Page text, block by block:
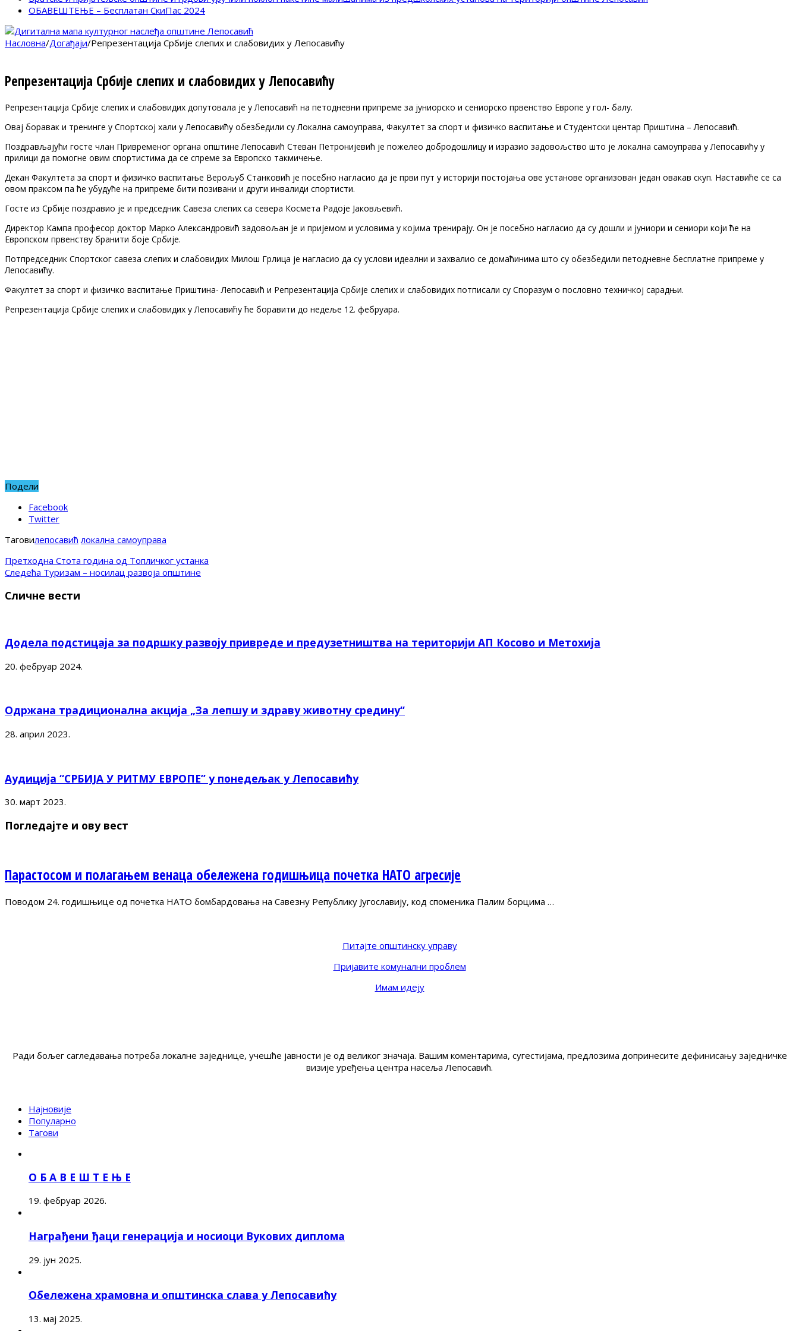
ОБАВЕШТЕЊЕ – Бесплатан СкиПас 2024
Насловна/Догађаји/Репрезентација Србије слепих и слабовидих у Лепосавићу
Репрезентација Србије слепих и слабовидих у Лепосавићу
Репрезентација Србије слепих и слабовидих допутовала је у Лепосавић на петодневни припреме за јуниорско и сениорско првенство Европе у гол- балу.
Овај боравак и тренинге у Спортској хали у Лепосавићу обезбедили су Локална самоуправа, Факултет за спорт и физичко васпитање и Студентски центар Приштина – Лепосавић.
Поздрављајући госте члан Привременог органа општине Лепосавић Стеван Петронијевић је пожелео добродошлицу и изразио задовољство што је локална самоуправа у Лепосавићу у
прилици да помогне овим спортистима да се спреме за Европско такмичење.
Декан Факултета за спорт и физичко васпитање Верољуб Станковић је посебно нагласио да је први пут у историји постојања ове установе организован један овакав скуп. Наставиће се са
овом праксом па ће убудуће на припреме бити позивани и други инвалиди спортисти.
Госте из Србије поздравио је и председник Савеза слепих са севера Космета Радоје Јаковљевић.
Директор Кампа професор доктор Марко Александровић задовољан је и пријемом и условима у којима тренирају. Он је посебно нагласио да су дошли и јуниори и сениори који ће на
Европском првенству бранити боје Србије.
Потпредседник Спортског савеза слепих и слабовидих Милош Грлица је нагласио да су услови идеални и захвалио се домаћинима што су обезбедили петодневне бесплатне припреме у
Лепосавићу.
Факултет за спорт и физичко васпитање Приштина- Лепосавић и Репрезентација Србије слепих и слабовидих потписали су Споразум о пословно техничкој сарадњи.
Репрезентација Србије слепих и слабовидих у Лепосавићу ће боравити до недеље 12. фебруара.
Подели
Facebook
Twitter
Таговилепосавић локална самоуправа
Претходна Стота година од Топличког устанка
Следећа Туризам – носилац развоја општине
Сличне вести
Додела подстицаја за подршку развоју привреде и предузетништва на територији АП Косово и Метохија
20. фебруар 2024.
Одржана традиционална акција „За лепшу и здраву животну средину“
28. април 2023.
Аудиција “СРБИЈА У РИТМУ ЕВРОПЕ” у понедељак у Лепосавићу
30. март 2023.
Погледајте и ову вест
Парастосом и полагањем венаца обележена годишњица почетка НАТО агресије
Поводом 24. годишњице од почетка НАТО бомбардовања на Савезну Републику Југославију, код споменика Палим борцима …
Питајте општинску управу
Пријавите комунални проблем
Имам идеју
Ради бољег сагледавања потреба локалне заједнице, учешће јавности је од великог значаја. Вашим коментарима, сугестијама, предлозима допринесите дефинисању заједничке
визије уређења центра насеља Лепосавић.
Најновије
Популарно
Тагови
О Б А В Е Ш Т Е Њ Е
19. фебруар 2026.
Награђени ђаци генерација и носиоци Вукових диплома
29. јун 2025.
Обележена храмовна и општинска слава у Лепосавићу
13. мај 2025.